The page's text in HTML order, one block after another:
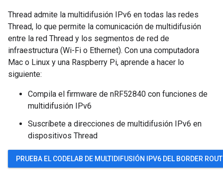
Thread admite la multidifusión IPv6 en todas las redes
Thread, lo que permite la comunicación de multidifusión
entre la red Thread y los segmentos de red de
infraestructura (Wi-Fi o Ethernet). Con una computadora
Mac o Linux y una Raspberry Pi, aprende a hacer lo
siguiente:
Compila el firmware de nRF52840 con funciones de
multidifusión IPv6
Suscríbete a direcciones de multidifusión IPv6 en
dispositivos Thread
PRUEBA EL CODELAB DE MULTIDIFUSIÓN IPV6 DEL BORDER